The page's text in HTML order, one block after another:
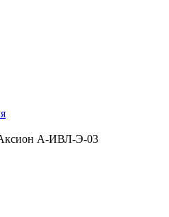
А-ИВЛ-Э-03